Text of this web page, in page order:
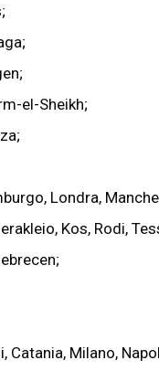
el-Sheikh;
Londra,
Kos, Rodi,
Catania, Milano,